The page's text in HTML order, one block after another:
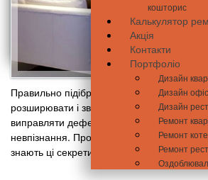
кошторис
Калькулятор
Акція
Контакти
Портфоліо
Дизайн
Дизайн
Дизайн
Ремонт
Ремонт
Ремонт
Правильно підібране освітлення здатне
розширювати і звужувати простір, робити
виправляти дефекти і візуально
невпізнання. Професійні електрики і
знають ці секрети, і сьогодні ми готові